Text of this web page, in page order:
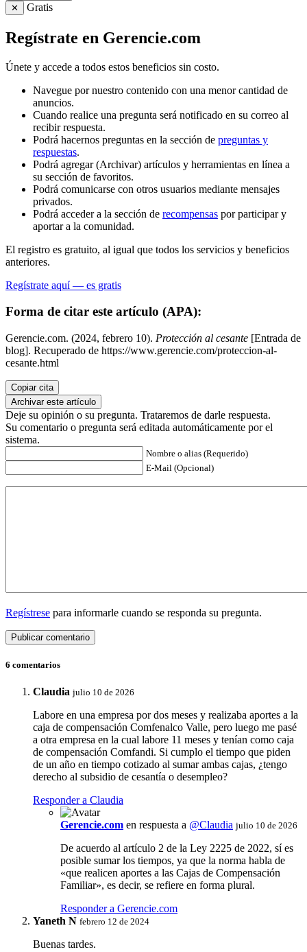
✕
Gratis
Regístrate en Gerencie.com
Únete y accede a todos estos beneficios sin costo.
Navegue por nuestro contenido con una menor cantidad de
anuncios.
Cuando realice una pregunta será notificado en su correo al
recibir respuesta.
Podrá hacernos preguntas en la sección de preguntas y
respuestas.
Podrá agregar (Archivar) artículos y herramientas en línea a
su sección de favoritos.
Podrá comunicarse con otros usuarios mediante mensajes
privados.
Podrá acceder a la sección de recompensas por participar y
aportar a la comunidad.
El registro es gratuito, al igual que todos los servicios y beneficios
anteriores.
Regístrate aquí — es gratis
Forma de citar este artículo (APA):
Gerencie.com. (2024, febrero 10). Protección al cesante [Entrada de
blog]. Recuperado de https://www.gerencie.com/proteccion-al-
cesante.html
Copiar cita
Archivar este artículo
Deje su opinión o su pregunta. Trataremos de darle respuesta.
Su comentario o pregunta será editada automáticamente por el
sistema.
Nombre o alias (Requerido)
E-Mail (Opcional)
Regístrese para informarle cuando se responda su pregunta.
6 comentarios
Claudia julio 10 de 2026
Labore en una empresa por dos meses y realizaba aportes a la
caja de compensación Comfenalco Valle, pero luego me pasé
a otra empresa en la cual labore 11 meses y tenían como caja
de compensación Comfandi. Si cumplo el tiempo que piden
de un año en tiempo cotizado al sumar ambas cajas, ¿tengo
derecho al subsidio de cesantía o desempleo?
Responder a Claudia
Gerencie.com en respuesta a @Claudia julio 10 de 2026
De acuerdo al artículo 2 de la Ley 2225 de 2022, sí es
posible sumar los tiempos, ya que la norma habla de
«que realicen aportes a las Cajas de Compensación
Familiar», es decir, se refiere en forma plural.
Responder a Gerencie.com
Yaneth N febrero 12 de 2024
Buenas tardes.